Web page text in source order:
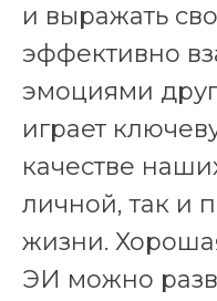
и выражать
эффективно
эмоциями
играет
качестве
личной, так и
жизни.
ЭИ можно